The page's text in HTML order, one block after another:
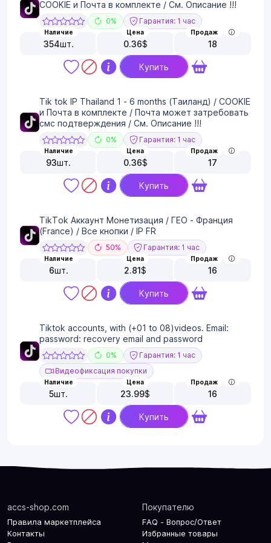
COOKIE и Почта в комплекте / См. Описание !!!
0% Гарантия: 1 час
Наличие
354шт.
Цена
0.36$
Продаж
18
Купить
Tik tok IP Thailand 1 - 6 months (Таиланд) / COOKIE
и Почта в комплекте / Почта может затребовать
смс подтверждения / См. Описание !!!
0% Гарантия: 1 час
Наличие
93шт.
Цена
0.36$
Продаж
17
Купить
TikTok Аккаунт Монетизация / ГЕО - Франция
(France) / Все кнопки / IP FR
50% Гарантия: 1 час
Наличие
6шт.
Цена
2.81$
Продаж
16
Купить
Tiktok accounts, with (+01 to 08)videos. Email:
password: recovery email and password
0%
Гарантия: 1 час
Видеофиксация покупки
Наличие
5шт.
Цена
23.99$
Продаж
16
Купить
accs-shop.com
Правила маркетплейса
Контакты
Покупателю
FAQ - Вопрос/Ответ
Избранные товары